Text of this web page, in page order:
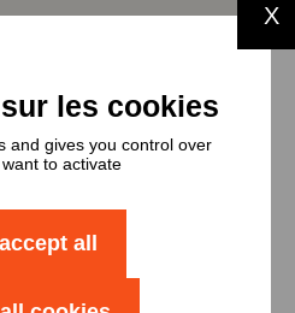
et
de
X
and gives you control over
to activate
all